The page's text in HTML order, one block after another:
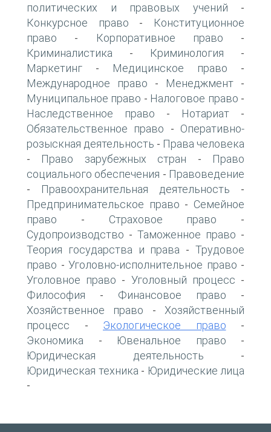
политических и правовых учений -
Конкурсное право -
Конституционное
право - Корпоративное право -
Криминалистика - Криминология -
Маркетинг - Медицинское право -
Международное право - Менеджмент -
Муниципальное право - Налоговое право -
Наследственное право - Нотариат -
Обязательственное право - Оперативно-
розыскная деятельность - Права человека
- Право зарубежных стран -
Право
социального обеспечения - Правоведение
- Правоохранительная деятельность -
Предпринимательское право - Семейное
право - Страховое право -
Судопроизводство - Таможенное право -
Теория государства и права -Трудовое
право - Уголовно-исполнительное право -
Уголовное право - Уголовный процесс -
Философия - Финансовое право -
Хозяйственное право - Хозяйственный
процесс - Экологическое право -
Экономика - Ювенальное право -
Юридическая деятельность -
Юридическая техника - Юридические лица
-